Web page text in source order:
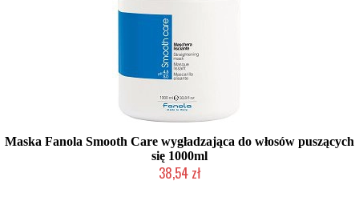
Maska Fanola Smooth Care wygładzająca do włosów puszących
się 1000ml
38,54 zł